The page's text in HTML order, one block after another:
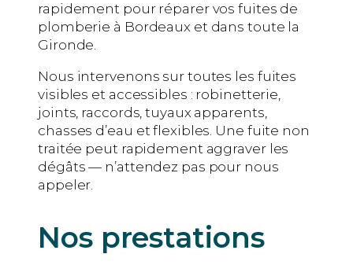
rapidement pour réparer vos fuites de
plomberie à Bordeaux et dans toute la
Gironde.
Nous intervenons sur toutes les fuites
visibles et accessibles : robinetterie,
joints, raccords, tuyaux apparents,
chasses d’eau et flexibles. Une fuite non
traitée peut rapidement aggraver les
dégâts — n’attendez pas pour nous
appeler.
Nos prestations